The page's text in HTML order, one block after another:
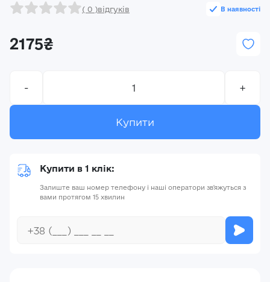
В наявності
( 0 )відгуків
2175₴
- +
Купити
Купити в 1 клік:
Залиште ваш номер телефону і наші оператори зв'яжуться з
вами протягом 15 хвилин